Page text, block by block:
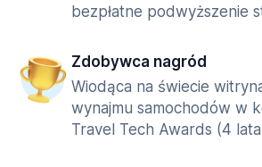
bezpłatne podwyższenie
Zdobywca nagród
Wiodąca na świecie
wynajmu samochodów w
Travel Tech Awards (4